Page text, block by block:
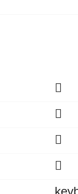



